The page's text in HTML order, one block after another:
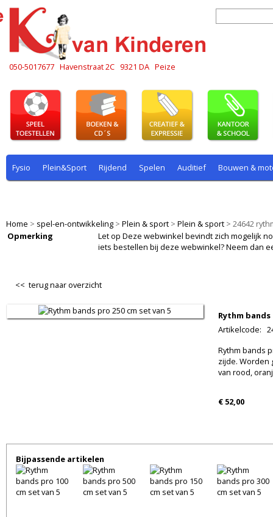
050-5017677 Havenstraat 2C 9321 DA Peize
Fysio Plein&Sport Rijdend Spelen Auditief Bouwen &
Home > spel-en-ontwikkeling > Plein & sport > Plein & sport > 24642
Opmerking
Let op Deze webwinkel bevindt zich mogelijk
iets bestellen bij deze webwinkel? Neem dan
<< terug naar overzicht
Rythm bands
Artikelcode:
Rythm bands
zijde. Worden
van rood,
€ 52,00
Bijpassende artikelen